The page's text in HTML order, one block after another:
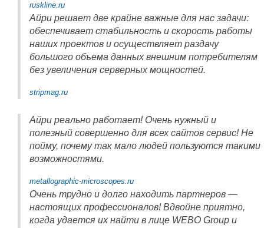
ruskline.ru
Айри решает две крайне важные для нас задачи:
обеспечивает стабильность и скорость работы
наших проектов и осуществляет раздачу
большого объема данных внешним потребителям
без увеличения серверных мощностей.
stripmag.ru
Айри реально работает! Очень нужный и
полезный совершенно для всех сайтов сервис! Не
пойму, почему так мало людей пользуются такими
возможностями.
metallographic-microscopes.ru
Очень трудно и долго находить партнеров —
настоящих профессионалов! Вдвойне приятно,
когда удается их найти в лице WEBO Group и